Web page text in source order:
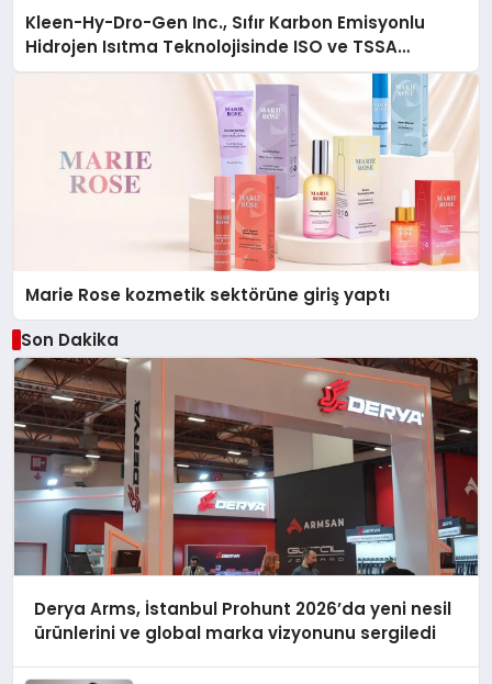
Kleen-Hy-Dro-Gen Inc., Sıfır Karbon Emisyonlu
Hidrojen Isıtma Teknolojisinde ISO ve TSSA
Düzenleyici Onaylarını Aldı
Marie Rose kozmetik sektörüne giriş yaptı
Son Dakika
Derya Arms, İstanbul Prohunt 2026’da yeni nesil
ürünlerini ve global marka vizyonunu sergiledi